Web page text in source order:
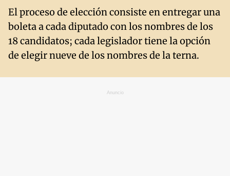
El proceso de elección consiste en entregar una
boleta a cada diputado con los nombres de los
18 candidatos; cada legislador tiene la opción
de elegir nueve de los nombres de la terna.
Anuncio